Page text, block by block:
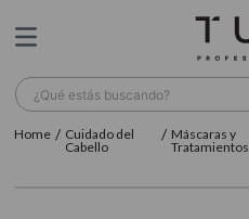
¿Qué estás buscando?
Cuidado del
Cabello
Máscaras y
Tratamientos
TÉRMINOS MÁS BUSCADOS